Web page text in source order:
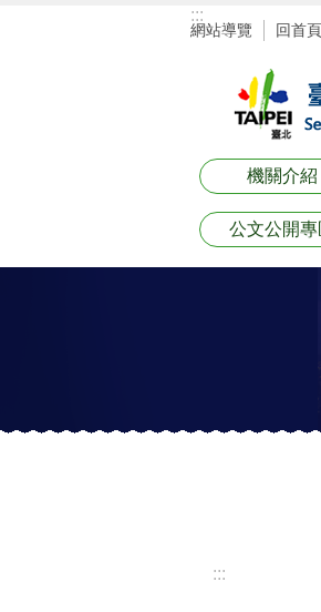
:::
網站導覽 回首頁
機關介紹
公文公開專
:::